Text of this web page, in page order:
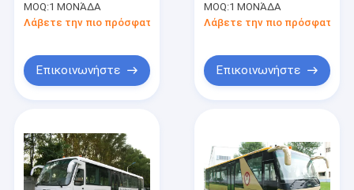
αερολιμένων
επιβατών
MOQ:1 ΜΟΝΆΔΑ
Λάβετε την πιο πρόσφατη τιμή
Επικοινωνήστε
λεωφορείων
αερολιμένων με τη
MOQ:1 ΜΟΝΆΔΑ
Λάβετε την πιο πρόσφατη
Επικοινωνήστε